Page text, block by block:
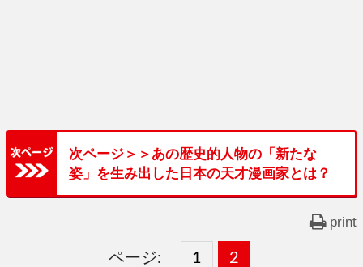
次ページ＞＞あの歴史的人物の「新たな
姿」を生み出した日本の天才漫画家とは？
print
ページ:
固
1 ,
固
2